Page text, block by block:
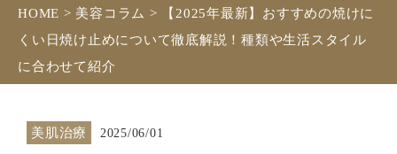
HOME > 美容コラム >
【2025年最新】おすすめの焼けに
くい日焼け止めについて徹底解説！種類や生活スタイル
に合わせて紹介
美肌治療 2025/06/01